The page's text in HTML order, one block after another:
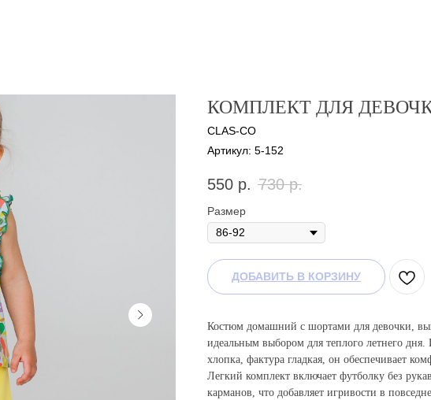
КОМПЛЕКТ ДЛЯ
CLAS-CO
Артикул: 5-152
550 р. 730 р.
Размер
ДОБАВИТЬ В КОРЗИНУ
Костюм домашний с шортами для девочки,
идеальным выбором для теплого летнего
хлопка, фактура гладкая, он обеспечивает
Легкий комплект включает футболку без
карманов, что добавляет игривости в